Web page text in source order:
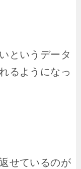
というデータ
るようになっ
せているのが